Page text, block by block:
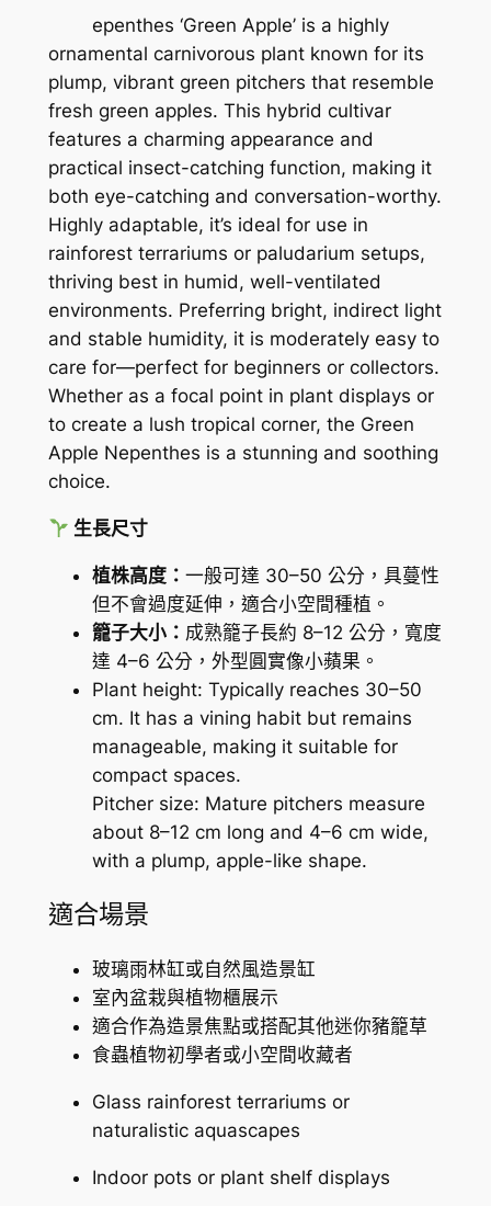
5
n
A
p
p
l
e
'
)
數
量
epenthes ‘Green Apple’is a highly
ornamental carnivorous plant known for its
plump, vibrant green pitchers that resemble
fresh green apples. This hybrid cultivar
features a charming appearance and
practical insect-catching function, making it
both eye-catching and conversation-worthy.
Highly adaptable, it’s ideal for use in
rainforest terrariums or paludarium setups,
thriving best in humid, well-ventilated
environments. Preferring bright, indirect light
and stable humidity, it is moderately easy to
care for—perfect for beginners or collectors.
Whether as a focal point in plant displays or
to create a lush tropical corner, the Green
Apple Nepenthes is a stunning and soothing
choice.
生長尺寸
植株高度： 一般可達 30–50 公分，具蔓性
但不會過度延伸，適合小空間種植。
籠子大小： 成熟籠子長約 8–12 公分，寬度
達 4–6 公分，外型圓實像小蘋果。
Plant height: Typically reaches 30–50
cm. It has a vining habit but remains
manageable, making it suitable for
compact spaces.
Pitcher size: Mature pitchers measure
about 8–12 cm long and 4–6 cm wide,
with a plump, apple-like shape.
適合場景
玻璃雨林缸或自然風造景缸
室內盆栽與植物櫃展示
適合作為造景焦點或搭配其他迷你豬籠草
食蟲植物初學者或小空間收藏者
Glass rainforest terrariums or
naturalistic aquascapes
Indoor pots or plant shelf displays